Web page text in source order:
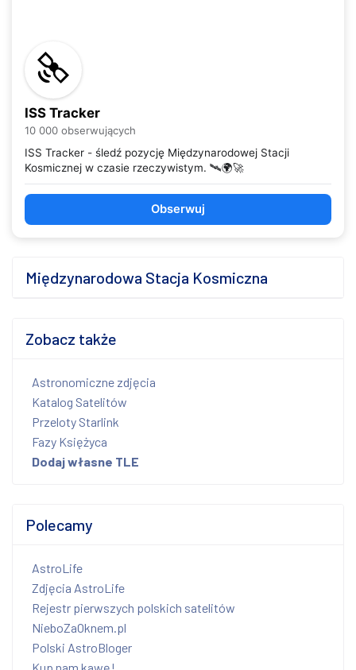
ISS Tracker
10 000 obserwujących
ISS Tracker - śledź pozycję Międzynarodowej Stacji
Kosmicznej w czasie rzeczywistym. 🛰️🌍🚀
Obserwuj
Międzynarodowa Stacja Kosmiczna
Zobacz także
Astronomiczne zdjęcia
Katalog Satelitów
Przeloty Starlink
Fazy Księżyca
Dodaj własne TLE
Polecamy
AstroLife
Zdjęcia AstroLife
Rejestr pierwszych polskich satelitów
NieboZaOknem.pl
Polski AstroBloger